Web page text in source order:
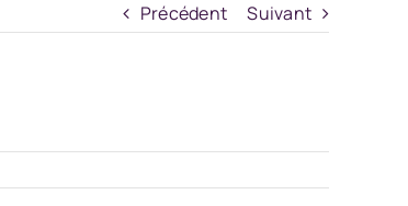
Précédent Suivant